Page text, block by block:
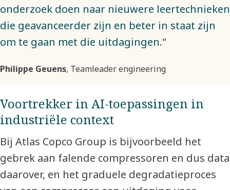
onderzoek doen naar nieuwere leertechnieken
die geavanceerder zijn en beter in staat zijn
om te gaan met die uitdagingen."
Philippe Geuens, Teamleader engineering
Voortrekker in AI-toepassingen in
industriële context
Bij Atlas Copco Group is bijvoorbeeld het
gebrek aan falende compressoren en dus data
daarover, en het graduele degradatieproces